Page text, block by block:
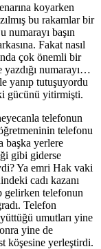
koyarken
bu rakamlar bir
numarayı başın
Fakat nasıl
çok önemli bir
numarayı…
yanıp tutuşuyordu
gücünü yitirmişti.
telefonun
telefonu
başka yerlere
gibi giderse
Ya emri Hak vaki
cadı kazanı
gelirken telefonun
Telefon
umutları yine
yine de
köşesine yerleştirdi.